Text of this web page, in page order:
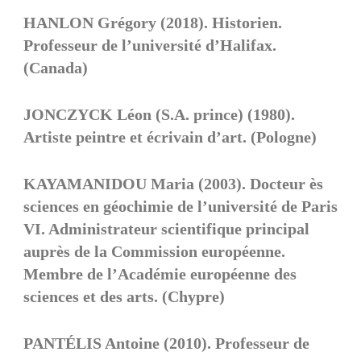
HANLON Grégory (2018). Historien.
Professeur de l’université d’Halifax.
(Canada)
JONCZYCK Léon (S.A. prince) (1980).
Artiste peintre et écrivain d’art. (Pologne)
KAYAMANIDOU Maria (2003). Docteur ès
sciences en géochimie de l’université de Paris
VI. Administrateur scientifique principal
auprès de la Commission européenne.
Membre de l’Académie européenne des
sciences et des arts. (Chypre)
PANTÉLIS Antoine (2010). Professeur de